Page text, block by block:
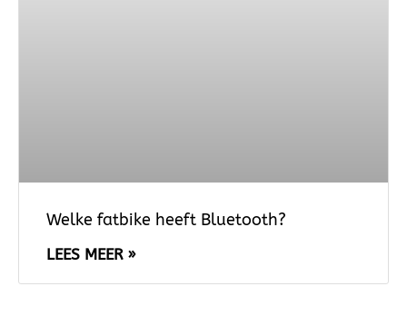
Welke fatbike heeft Bluetooth?
LEES MEER »